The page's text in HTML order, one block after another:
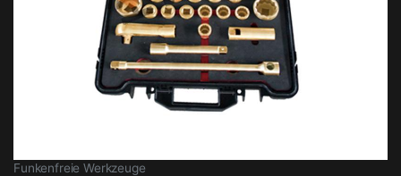
Funkenfreie Werkzeuge